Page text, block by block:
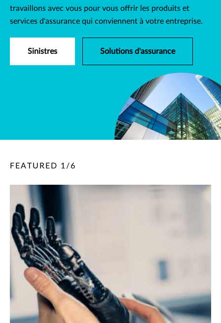
travaillons avec vous pour vous offrir les produits et
services d'assurance qui conviennent à votre entreprise.
Sinistres Solutions d'assurance
FEATURED 1 /6